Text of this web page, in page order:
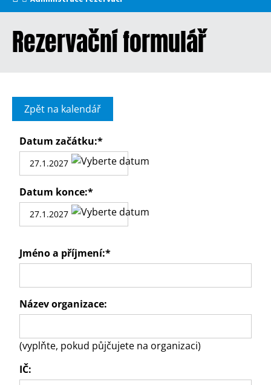
Rezervační formulář
Zpět na kalendář
Datum začátku:*
Datum konce:*
Jméno a příjmení:*
Název organizace:
(vyplňte, pokud půjčujete na organizaci)
IČ: